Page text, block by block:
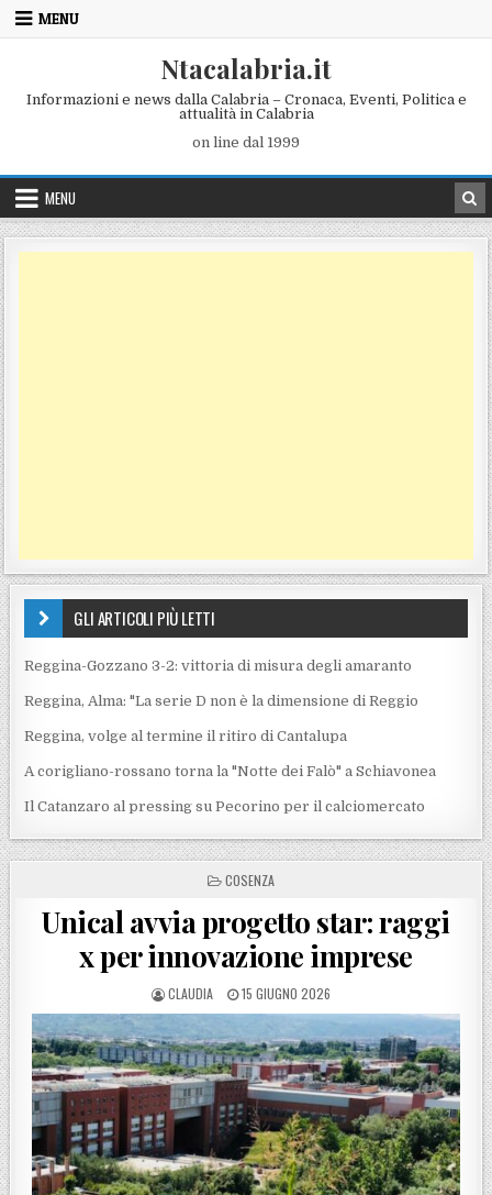
Skip to content
MENU
Ntacalabria.it
Informazioni e news dalla Calabria – Cronaca, Eventi, Politica e
attualità in Calabria
on line dal 1999
MENU
GLI ARTICOLI PIÙ LETTI
Reggina-Gozzano 3-2: vittoria di misura degli amaranto
Reggina, Alma: "La serie D non è la dimensione di Reggio
Reggina, volge al termine il ritiro di Cantalupa
A corigliano-rossano torna la "Notte dei Falò" a Schiavonea
Il Catanzaro al pressing su Pecorino per il calciomercato
POSTED IN
COSENZA
Unical avvia progetto star: raggi
x per innovazione imprese
POSTED BY
CLAUDIA POSTED ON
15 GIUGNO 2026